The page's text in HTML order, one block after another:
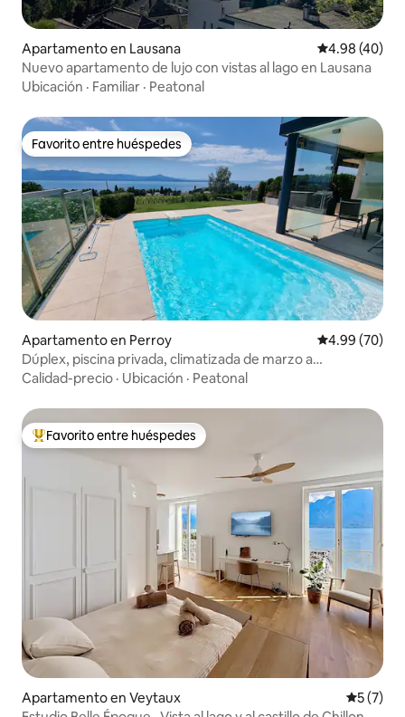
Apartamento en Lausana Calificación
4.98 (40)
Nuevo apartamento de lujo con vistas al lago en Lausana
Ubicación · Familiar · Peatonal
Favorito entre huéspedes
Favorito entre huéspedes
Apartamento en Perroy Calificación
4.99 (70)
Dúplex, piscina privada, climatizada de marzo a
noviembre
Calidad-precio · Ubicación · Peatonal
Favorito entre huéspedes preferido
Favorito entre huéspedes
Apartamento en Veytaux
5 (7)